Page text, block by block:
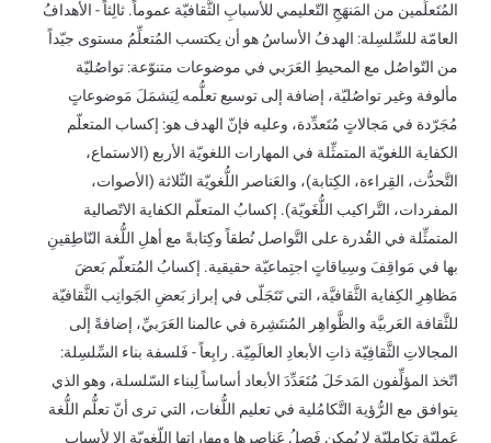
المُتَعلِّمين من المَنهَجِ التّعليمي للأسبابِ الثَّقافيّة عموماً. ثالِثاً - الأهدافُ
العامّة للسِّلسِلة: الهدفُ الأساسُ هو أن يكتسب المُتعلِّمُ مستوى جيّداً
من التّواصُل مع المحيطِ العَرَبي في موضوعات متنوّعة: تواصُليّة
مألوفة وغير تواصُليّة، إضافة إلى توسيع تعلُّمه لِيَشمَلَ مَوضوعاتٍ
مُجَرّدة في مَجالاتٍ مُتَعدِّدة، وعليه فإنّ الهدف هو: إكساب المتعلّم
الكفاية اللغويّة المتمثِّلة في المهارات اللغويّة الأربع (الاستماع،
التَّحدُّث، القِراءة، الكِتابة)، والعَناصر اللُّغويّة الثّلاثة (الأصوات،
المفردات، التَّراكيب اللُّغَويّة). إكسابُ المتعلّم الكفاية الاتّصالية
المتمثِّلة في القُدرة على التَّواصل نُطقاً وكِتابةً مع أهلِ اللُّغة النّاطِقينِ
بها في مَواقِفَ وسِياقاتٍ اجتِماعيّة حقيقية. إكسابُ المُتعلّم بَعضَ
مَظاهِرِ الكِفاية الثَّقافيَّة، التي تَتَجَلّى في إبراز بَعضِ الجَوانِب الثَّقافيّة
للثَّقافة العَربيَّة والظَّواهِر المُنتَشِرة في عالمنا العَرَبيِّ، إضافةً إلى
المجالاتِ الثَّقافِيّة ذاتِ الأبعادِ العالَمِيّة. رابِعاً - فَلسفة بناء السِّلسِلة:
اتّخذ المؤلِّفون المَدخَلَ مُتَعَدِّدَ الأبعاد أساساً لِبناء السّلسلة، وهو الذي
يتوافق مع الرُّؤية التَّكامُلية في تعليم اللُّغات، التي ترى أنّ تعلُّم اللُّغة
عَمليّة تكامليّة لا يُمكِن فَصلُ عَناصِرها ومهاراتها اللّغويّة إلا لأسباب